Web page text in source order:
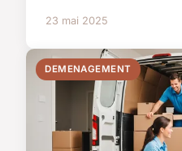
23 mai 2025
DEMENAGEMENT